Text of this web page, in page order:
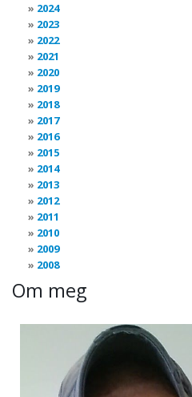
2024
2023
2022
2021
2020
2019
2018
2017
2016
2015
2014
2013
2012
2011
2010
2009
2008
Om meg